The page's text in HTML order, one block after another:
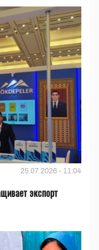
25.07.2026 - 11:04
экспорт